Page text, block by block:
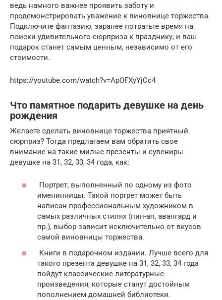
ведь намного важнее проявить заботу и
продемонстрировать уважение к виновнице торжества.
Подключите фантазию, заранее потратьте время на
поиски удивительного сюрприза к празднику, и ваш
подарок станет самым ценным, независимо от его
стоимости.
https://youtube.com/watch?v=ApOFXyYjCc4
Что памятное подарить девушке на день
рождения
Желаете сделать виновнице торжества приятный
сюрприз? Тогда предлагаем вам обратить свое
внимание на такие милые презенты и сувениры
девушке на 31, 32, 33, 34 года, как:
Портрет, выполненный по одному из фото
именинницы. Такой портрет может быть
написан профессиональным художником в
самых различных стилях (пин-ап, авангард и
пр.), выбор зависит исключительно от вкусов
самой виновницы торжества.
Книги в подарочном издании. Лучше всего для
такого презента девушке на 31, 32, 33, 34 года
пойдут классические литературные
произведения, которые станут достойным
пополнением домашней библиотеки.